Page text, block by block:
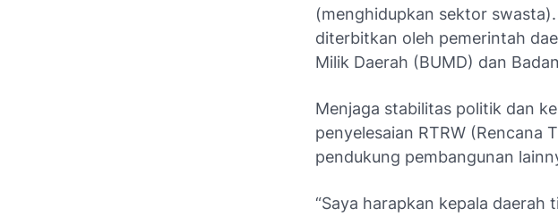
(menghidupkan sektor
diterbitkan oleh pemerintah
Milik Daerah (BUMD) dan
Menjaga stabilitas politik dan
penyelesaian RTRW (Rencana
pendukung pembangunan
“Saya harapkan kepala